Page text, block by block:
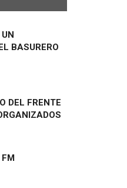
BASURERO
DEL FRENTE